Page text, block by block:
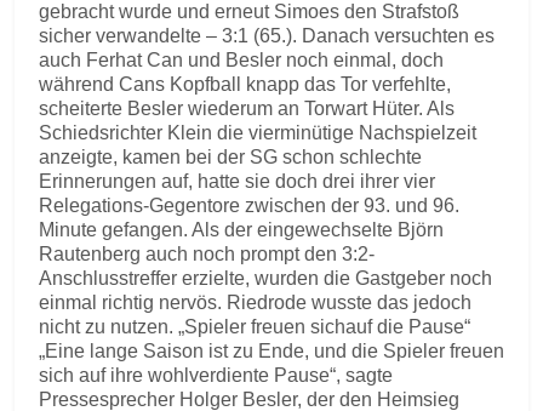
gebracht wurde und erneut Simoes den Strafstoß
sicher verwandelte – 3:1 (65.). Danach versuchten es
auch Ferhat Can und Besler noch einmal, doch
während Cans Kopfball knapp das Tor verfehlte,
scheiterte Besler wiederum an Torwart Hüter. Als
Schiedsrichter Klein die vierminütige Nachspielzeit
anzeigte, kamen bei der SG schon schlechte
Erinnerungen auf, hatte sie doch drei ihrer vier
Relegations-Gegentore zwischen der 93. und 96.
Minute gefangen. Als der eingewechselte Björn
Rautenberg auch noch prompt den 3:2-
Anschlusstreffer erzielte, wurden die Gastgeber noch
einmal richtig nervös. Riedrode wusste das jedoch
nicht zu nutzen. „Spieler freuen sichauf die Pause“
„Eine lange Saison ist zu Ende, und die Spieler freuen
sich auf ihre wohlverdiente Pause“, sagte
Pressesprecher Holger Besler, der den Heimsieg